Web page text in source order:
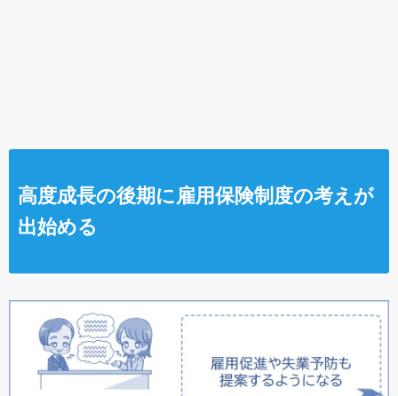
高度成長の後期に雇用保険制度の考えが
出始める